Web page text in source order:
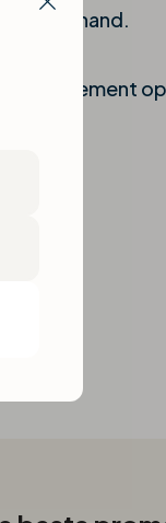
bij de hand.
abonnement
Close